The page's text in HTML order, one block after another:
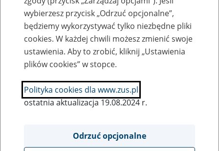
Nazwa zakładu pracy:
SZUKAJ
wybierzesz przycisk „Odrzuć opcjonalne”,
będziemy wykorzystywać tylko niezbędne pliki
cookies. W każdej chwili możesz zmienić swoje
ustawienia. Aby to zrobić, kliknij „Ustawienia
plików cookies” w stopce.
Polityka cookies dla www.zus.pl
ostatnia aktualizacja 19.08.2024 r.
Odrzuć opcjonalne